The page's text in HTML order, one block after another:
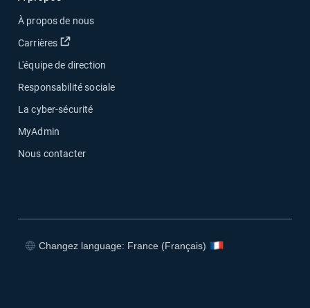
À propos de nous
Carrières
Ouvrir dans une nouvelle fenêtre
L'équipe de direction
Responsabilité sociale
La cyber-sécurité
MyAdmin
Nous contacter
Changez language: France (Français)